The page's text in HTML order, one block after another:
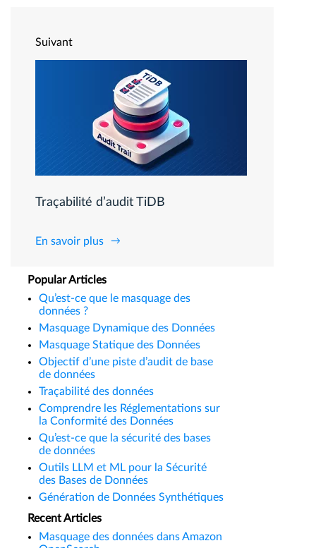
Suivant
Traçabilité d’audit TiDB
En savoir plus
Popular Articles
Qu’est-ce que le masquage des
données ?
Masquage Dynamique des Données
Masquage Statique des Données
Objectif d’une piste d’audit de base
de données
Traçabilité des données
Comprendre les Réglementations sur
la Conformité des Données
Qu’est-ce que la sécurité des bases
de données
Outils LLM et ML pour la Sécurité
des Bases de Données
Génération de Données Synthétiques
Recent Articles
Masquage des données dans Amazon